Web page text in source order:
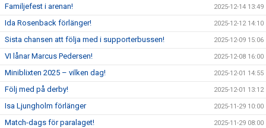
Familjefest i arenan! 2025-12-14 13:49
Ida Rosenback förlänger! 2025-12-12 14:10
Sista chansen att följa med i supporterbussen! 2025-12-09 15:06
VI lånar Marcus Pedersen! 2025-12-08 16:00
Miniblixten 2025 – vilken dag! 2025-12-01 14:55
Följ med på derby! 2025-12-01 13:12
Isa Ljungholm förlänger 2025-11-29 10:00
Match-dags för paralaget! 2025-11-29 08:00